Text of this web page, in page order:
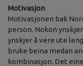
Motivasjon
Motivasjonen bak
person. Nokon
ynskjer å vere ute
bruke beina medan
kombinasjon. Det